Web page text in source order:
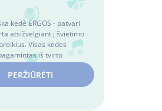
kėdė ERGOS - patvari
atsižvelgiant į švietimo
Visas kėdės
iš tvirto
k...
PERŽIŪRĖTI